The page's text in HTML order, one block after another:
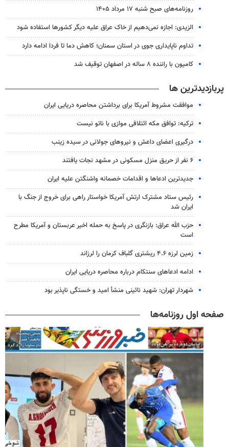
روزنامه‌های صبح شنبه ۱۷ مرداد ۱۴۰۵
الزیدی: اجازه نمی‌دهیم از خاک عراق علیه دیگر کشورها استفاده شود
تداوم ناپایداری جوی در استان سمنان؛ کاهش دما تا فردا ادامه دارد
کامیون با راننده ۸ ساله در اصفهان توقیف شد
پربازدیدترین ها
موافقت مشروط آمریکا برای برداشتن محاصره دریایی ایران
ترکیه: توافق مکه ائتلافی موازی با ناتو نیست
درگیری اعضای داعش و نیروهای جولانی در سیده زینب
۶ نفر از حریق منزل مسکونی در مشهد نجات یافتند
جدیدترین ادعاها و اقدامات خصمانه واشنگتن علیه ایران
رئیس ستاد مشترک ارتش آمریکا خواستار راهی برای خروج از جنگ با
ایران شد
حزب الله عراق: بازنگری در پاسخ به حمله اخیر عربستان و آمریکا مطرح
است
زمین لرزه ۴.۶ ریشتری گلباف کرمان را لرزاند
ادامه ادعاهای سنتکام درباره محاصره دریایی ایران
شهردار تهران: شهید نائینی منشأ امید و خستگی‌ ناپذیر بود
صفحه اول روزنامه‌ها